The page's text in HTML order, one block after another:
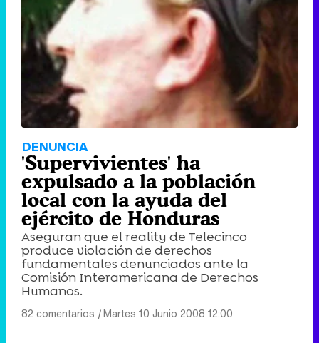
DENUNCIA
'Supervivientes' ha
expulsado a la población
local con la ayuda del
ejército de Honduras
Aseguran que el reality de Telecinco
produce violación de derechos
fundamentales denunciados ante la
Comisión Interamericana de Derechos
Humanos.
82 comentarios |Martes 10 Junio 2008 12:00